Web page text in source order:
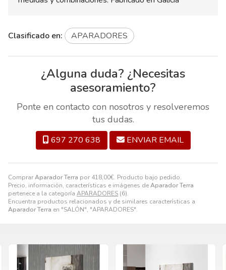
ComprarAparador Terra por 418,00€. Producto bajo pedido.
Precio, información, características e imágenes deAparador Terra
pertenece a la categoría APARADORES (6).
Encuentra productos relacionados y de similares características a
Aparador Terra en "SALÓN", "APARADORES".
Clasificado en: APARADORES
¿Alguna duda? ¿Necesitas
asesoramiento?
Ponte en contacto con nosotros y resolveremos
tus dudas.
697 270 638 ENVIAR EMAIL